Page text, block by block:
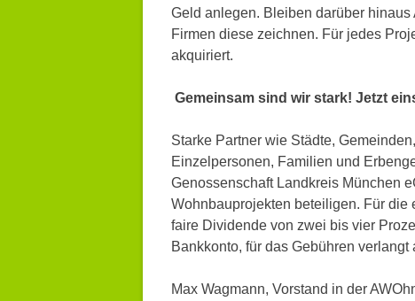
Geld anlegen. Bleiben darüber
Firmen diese zeichnen. Für jedes
akquiriert.
Gemeinsam sind wir stark! Jetzt
Starke Partner wie Städte,
Einzelpersonen, Familien und
Genossenschaft Landkreis München
Wohnbauprojekten beteiligen. Für
faire Dividende von zwei bis vier
Bankkonto, für das Gebühren
Max Wagmann, Vorstand in der